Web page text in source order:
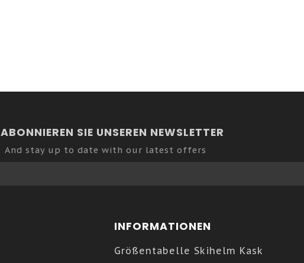
ABONNIEREN SIE UNSEREN NEWSLETTER
And stay up to date with our latest offers
INFORMATIONEN
Größentabelle Skihelm Kask